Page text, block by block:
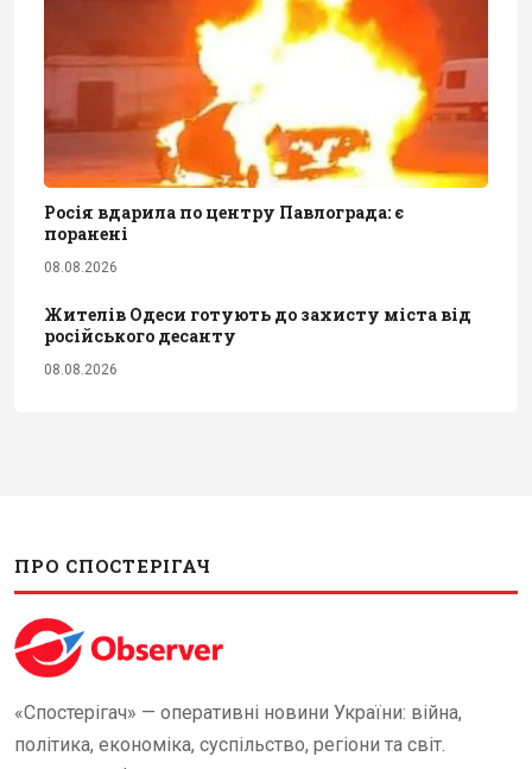
Росія вдарила по центру Павлограда: є
поранені
08.08.2026
Жителів Одеси готують до захисту міста від
російського десанту
08.08.2026
ПРО СПОСТЕРІГАЧ
«Спостерігач» — оперативні новини України: війна,
політика, економіка, суспільство, регіони та світ.